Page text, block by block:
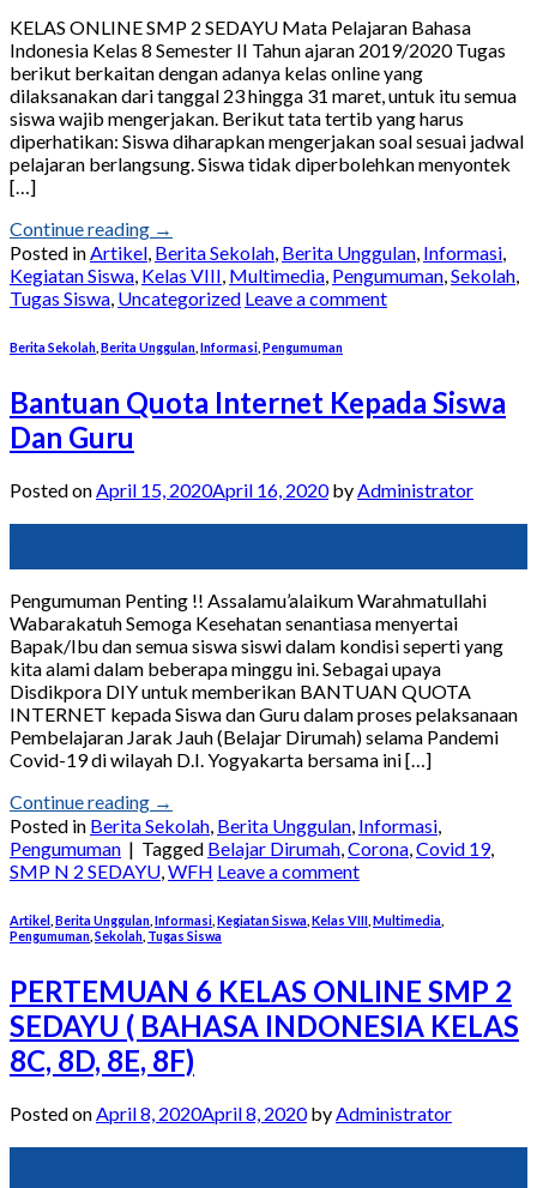
KELAS ONLINE SMP 2 SEDAYU Mata Pelajaran Bahasa
Indonesia Kelas 8 Semester II Tahun ajaran 2019/2020 Tugas
berikut berkaitan dengan adanya kelas online yang
dilaksanakan dari tanggal 23 hingga 31 maret, untuk itu semua
siswa wajib mengerjakan. Berikut tata tertib yang harus
diperhatikan: Siswa diharapkan mengerjakan soal sesuai jadwal
pelajaran berlangsung. Siswa tidak diperbolehkan menyontek
[…]
Continue reading →
Posted inArtikel, Berita Sekolah, Berita Unggulan, Informasi,
Kegiatan Siswa, Kelas VIII, Multimedia, Pengumuman,Sekolah,
Tugas Siswa, Uncategorized Leave a comment
Berita Sekolah Berita Unggulan Informasi Pengumuman
Bantuan Quota Internet Kepada Siswa
Dan Guru
Posted onApril 15, 2020April 16, 2020byAdministrator
Pengumuman Penting !! Assalamu’alaikum Warahmatullahi
Wabarakatuh Semoga Kesehatan senantiasa menyertai
Bapak/Ibu dan semua siswa siswi dalam kondisi seperti yang
kita alami dalam beberapa minggu ini. Sebagai upaya
Disdikpora DIY untuk memberikan BANTUAN QUOTA
INTERNET kepada Siswa dan Guru dalam proses pelaksanaan
Pembelajaran Jarak Jauh (Belajar Dirumah) selama Pandemi
Covid-19 di wilayah D.I. Yogyakarta bersama ini […]
Continue reading →
Posted in Berita Sekolah, Berita Unggulan, Informasi,
Pengumuman | Tagged Belajar Dirumah,Corona,Covid 19,
SMP N 2 SEDAYU,WFH Leave a comment
Artikel Berita Unggulan Informasi Kegiatan Siswa Kelas VIII Multimedia
Pengumuman Sekolah Tugas Siswa
PERTEMUAN 6 KELAS ONLINE SMP 2
SEDAYU ( BAHASA INDONESIA KELAS
8C, 8D, 8E, 8F)
Posted onApril 8, 2020April 8, 2020byAdministrator